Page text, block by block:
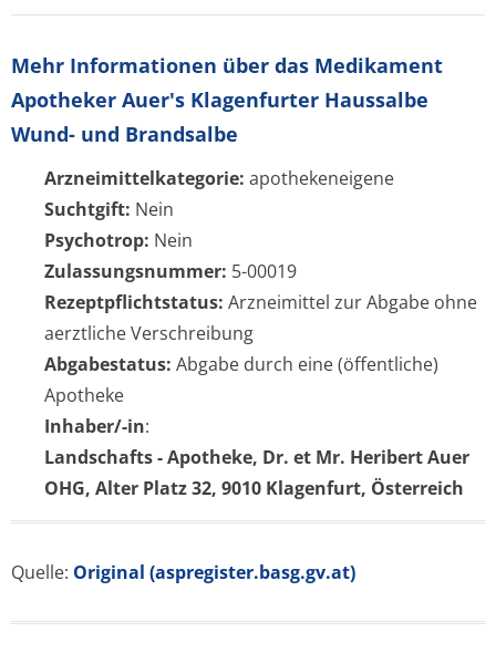
Mehr Informationen über das Medikament
Apotheker Auer's Klagenfurter Haussalbe
Wund- und Brandsalbe
Arzneimittelkategorie: apothekeneigene
Suchtgift: Nein
Psychotrop: Nein
Zulassungsnummer: 5-00019
Rezeptpflichtstatus: Arzneimittel zur Abgabe ohne
aerztliche Verschreibung
Abgabestatus: Abgabe durch eine (öffentliche)
Apotheke
Inhaber/-in:
Landschafts - Apotheke, Dr. et Mr. Heribert Auer
OHG, Alter Platz 32, 9010 Klagenfurt, Österreich
Quelle: Original (aspregister.basg.gv.at)